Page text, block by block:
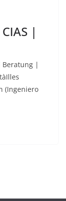
|
|
(Ingeniero